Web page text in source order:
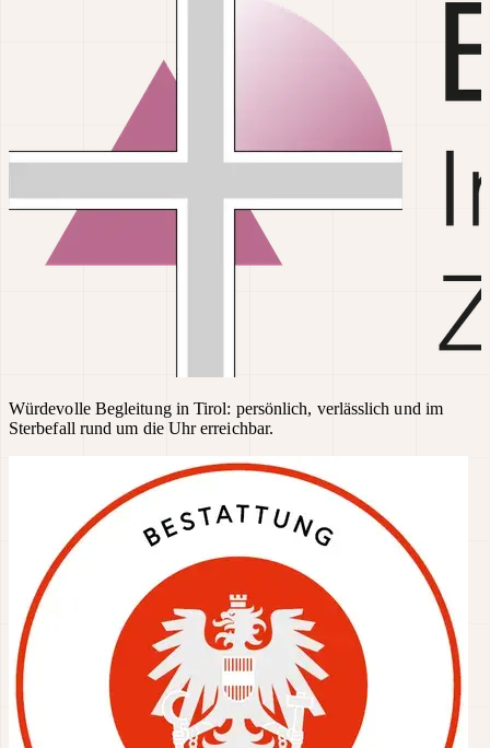
Würdevolle Begleitung in Tirol: persönlich, verlässlich und im
Sterbefall rund um die Uhr erreichbar.